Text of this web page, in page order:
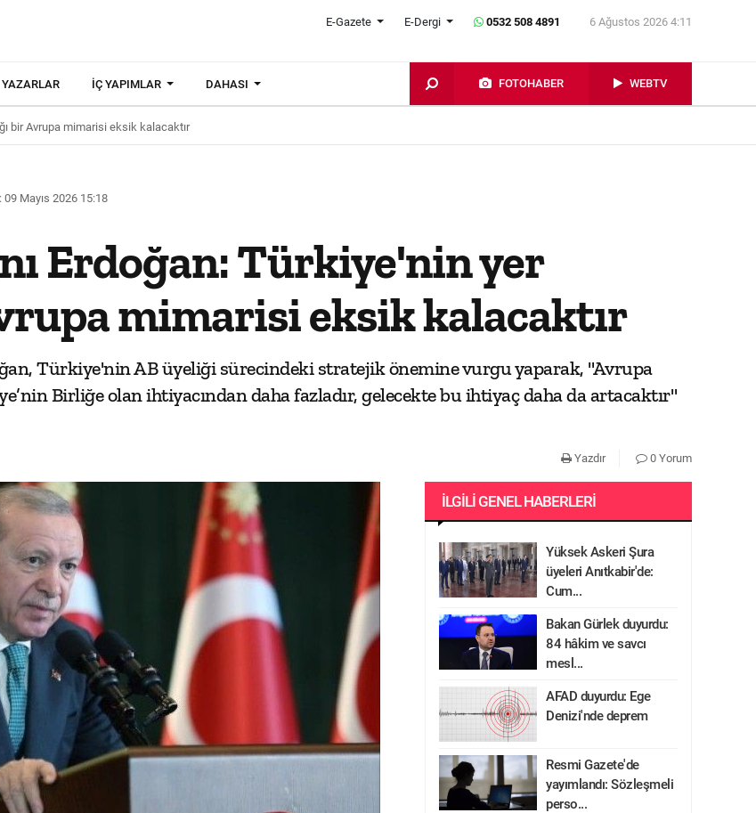
E-Gazete E-Dergi 0532 508 4891 6 Ağustos 2026 4:11
YAZARLAR İÇ YAPIMLAR DAHASI FOTOHABER WEBTV
bir Avrupa mimarisi eksik kalacaktır
Mayıs 2026 15:18
Erdoğan: Türkiye'nin yer
mimarisi eksik kalacaktır
Türkiye'nin AB üyeliği sürecindeki stratejik önemine vurgu yaparak, "Avrupa
Birliğe olan ihtiyacından daha fazladır, gelecekte bu ihtiyaç daha da artacaktır"
Yazdır 0 Yorum
İLGILI GENEL HABERLERI
Yüksek Askeri Şura
üyeleri Anıtkabir'de:
Cum...
Bakan Gürlek duyurdu:
84 hâkim ve savcı
mesl...
AFAD duyurdu: Ege
Denizi'nde deprem
Resmi Gazete'de
yayımlandı: Sözleşmeli
perso...